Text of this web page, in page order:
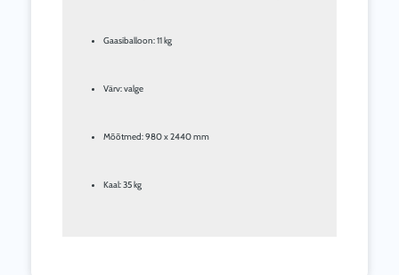
Gaasiballoon: 11 kg
Värv: valge
Mõõtmed: 980 x 2440 mm
Kaal: 35 kg